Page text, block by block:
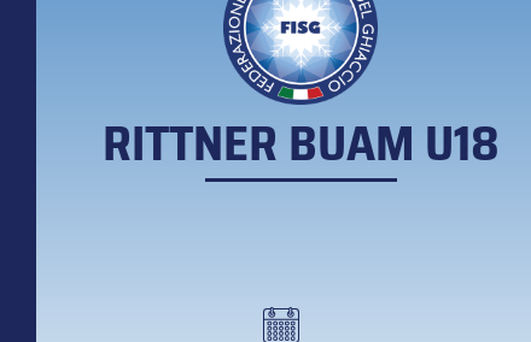
RITTNER BUAM U18